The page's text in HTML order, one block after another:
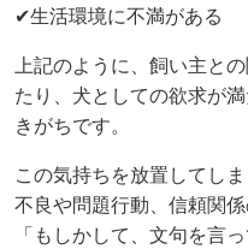
✔生活環境に不満がある
上記のように、飼い主と
たり、犬としての欲求が
きがちです。
この気持ちを放置してし
不良や問題行動、信頼関
「もしかして、文句を言